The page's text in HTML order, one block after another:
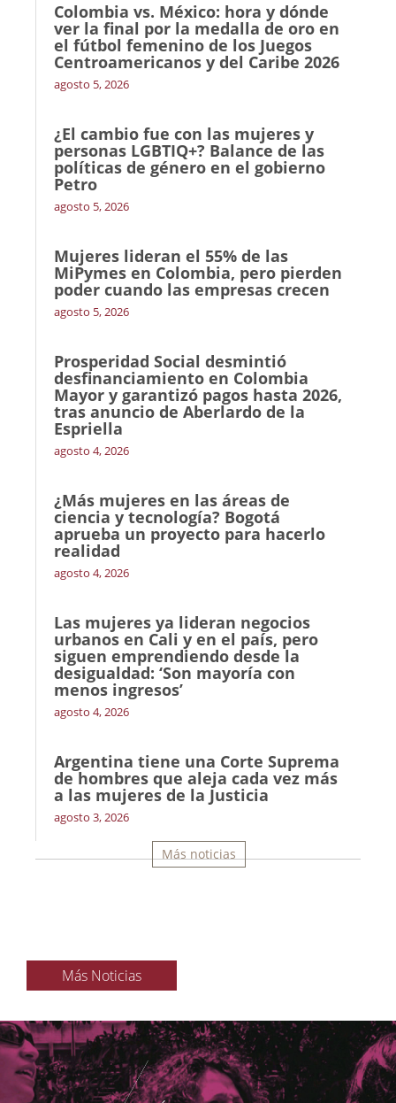
Colombia vs. México: hora y dónde
ver la final por la medalla de oro en
el fútbol femenino de los Juegos
Centroamericanos y del Caribe 2026
agosto 5, 2026
¿El cambio fue con las mujeres y
personas LGBTIQ+? Balance de las
políticas de género en el gobierno
Petro
agosto 5, 2026
Mujeres lideran el 55% de las
MiPymes en Colombia, pero pierden
poder cuando las empresas crecen
agosto 5, 2026
Prosperidad Social desmintió
desfinanciamiento en Colombia
Mayor y garantizó pagos hasta 2026,
tras anuncio de Aberlardo de la
Espriella
agosto 4, 2026
¿Más mujeres en las áreas de
ciencia y tecnología? Bogotá
aprueba un proyecto para hacerlo
realidad
agosto 4, 2026
Las mujeres ya lideran negocios
urbanos en Cali y en el país, pero
siguen emprendiendo desde la
desigualdad: ‘Son mayoría con
menos ingresos’
agosto 4, 2026
Argentina tiene una Corte Suprema
de hombres que aleja cada vez más
a las mujeres de la Justicia
agosto 3, 2026
Más noticias
Más Noticias